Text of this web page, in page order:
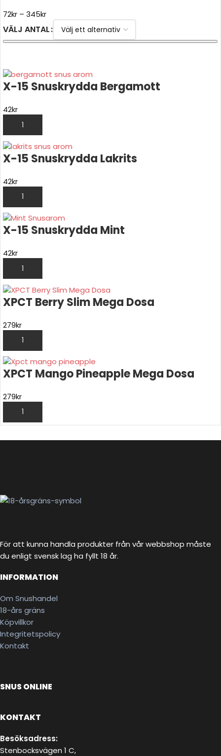
72kr – 345kr
VÄLJ ANTAL
X-15 Snuskrydda Bergamott
42kr
LÄGG TILL I VARUKORG
X-15 Snuskrydda Lakrits
42kr
LÄGG TILL I VARUKORG
X-15 Snuskrydda Mint
42kr
LÄGG TILL I VARUKORG
XPCT Berry Slim Mega Dosa
279kr
LÄGG TILL I VARUKORG
XPCT Mango Pineapple Mega Dosa
279kr
LÄGG TILL I VARUKORG
För att kunna handla produkter från vår webbshop måste
du enligt svensk lag ha fyllt 18 år.
INFORMATION
Om Snushandel
18-års gräns
Köpvillkor
Integritetspolicy
Kontakt
SNUS ONLINE
KONTAKT
Besöksadress:
Stenbocksvägen 1 C,